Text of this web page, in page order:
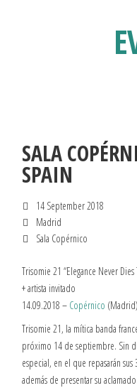
SALA
SPAIN
14 September 2018
Madrid
Sala Copérnico
Trisomie 21 “Elegance Never Dies
+ artista invitado
14.09.2018 – Copérnico (Madrid)
Trisomie 21, la mítica banda
próximo 14 de septiembre. Sin
especial, en el que repasarán
además de presentar su